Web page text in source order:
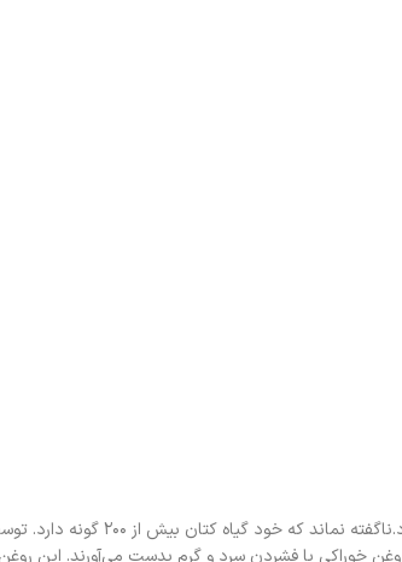
کتان بیش از ۲۰۰ گونه دارد. توسط تخم کتان
خوراکی با فشردن سرد و گرم بدست می‌آورند. این